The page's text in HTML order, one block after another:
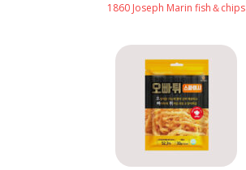
1860 Joseph Marin fish＆chips